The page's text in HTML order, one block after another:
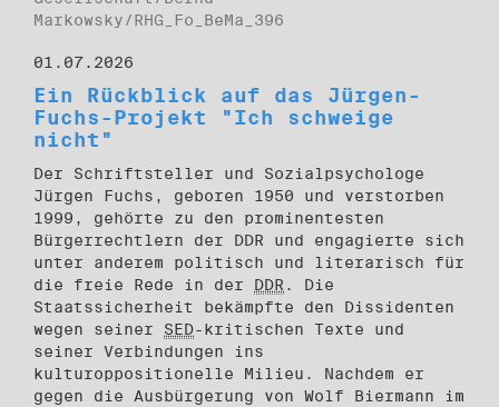
Markowsky/RHG_Fo_BeMa_396
01.07.2026
Ein Rückblick auf das Jürgen-
Fuchs-Projekt "Ich schweige
nicht"
Der Schriftsteller und Sozialpsychologe
Jürgen Fuchs, geboren 1950 und verstorben
1999, gehörte zu den prominentesten
Bürgerrechtlern der DDR und engagierte sich
unter anderem politisch und literarisch für
die freie Rede in der DDR . Die
Staatssicherheit bekämpfte den Dissidenten
wegen seiner SED-kritischen Texte und
seiner Verbindungen ins
kulturoppositionelle Milieu. Nachdem er
gegen die Ausbürgerung von Wolf Biermann im